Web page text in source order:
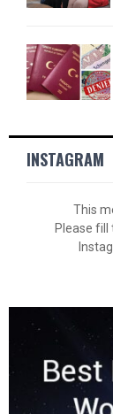
INSTAGRAM
This
Please fill